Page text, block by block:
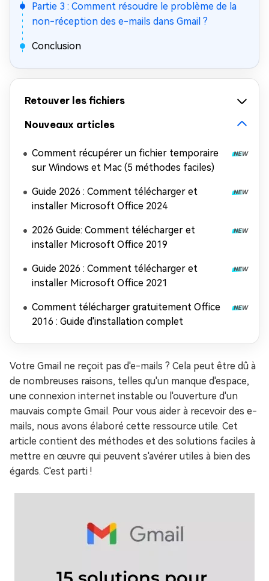
Partie 3 : Comment résoudre le problème de la
non-réception des e-mails dans Gmail ?
Conclusion
Retouver les fichiers
Nouveaux articles
Comment récupérer un fichier temporaire
sur Windows et Mac (5 méthodes faciles)
Guide 2026 : Comment télécharger et
installer Microsoft Office 2024
2026 Guide: Comment télécharger et
installer Microsoft Office 2019
Guide 2026 : Comment télécharger et
installer Microsoft Office 2021
Comment télécharger gratuitement Office
2016 : Guide d'installation complet
Votre Gmail ne reçoit pas d'e-mails ? Cela peut être dû à
de nombreuses raisons, telles qu'un manque d'espace,
une connexion internet instable ou l'ouverture d'un
mauvais compte Gmail. Pour vous aider à recevoir des e-
mails, nous avons élaboré cette ressource utile. Cet
article contient des méthodes et des solutions faciles à
mettre en œuvre qui peuvent s'avérer utiles à bien des
égards. C'est parti !